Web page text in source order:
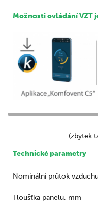
Možnosti ovládání VZT
(zbytek
Technické parametry
Nominální průtok
Tloušťka panelu, mm